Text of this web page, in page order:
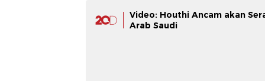
Video: Houthi Ancam akan
Arab Saudi